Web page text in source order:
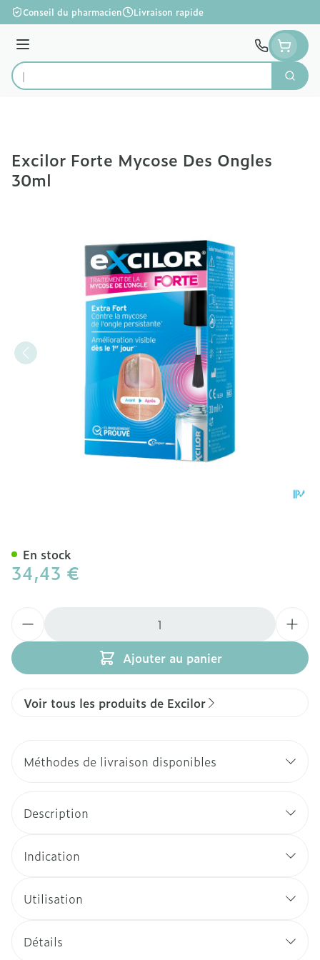
Aller au contenu
Conseil du pharmacien Livraison rapide
Menu
Rechercher
Excilor Forte Mycose Des Ongles
30ml
34,43 €
Ajouter au panier
En stock
Voir tous les produits de Excilor
Méthodes de livraison disponibles
Description
Indication
Utilisation
Détails